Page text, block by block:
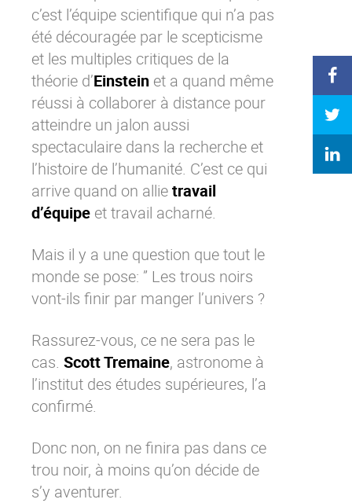
c’est l’équipe scientifique qui n’a pas
été découragée par le scepticisme
et les multiples critiques de la
théorie d’Einstein et a quand même
réussi à collaborer à distance pour
atteindre un jalon aussi
spectaculaire dans la recherche et
l’histoire de l’humanité. C’est ce qui
arrive quand on allietravail
d’équipe et travail acharné.
Mais il y a une question que tout le
monde se pose: ” Les trous noirs
vont-ils finir par manger l’univers ?
Rassurez-vous, ce ne sera pas le
cas. Scott Tremaine, astronome à
l’institut des études supérieures, l’a
confirmé.
Donc non, on ne finira pas dans ce
trou noir, à moins qu’on décide de
s’y aventurer.